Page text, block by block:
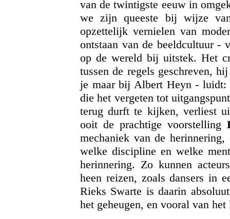
van de twintigste eeuw in
we zijn queeste bij wijze
opzettelijk vernielen van
ontstaan van de beeldcultuur -
op de wereld bij uitstek. Het
tussen de regels geschreven,
je maar bij Albert Heyn - luidt:
die het vergeten tot
terug durft te kijken, verliest
ooit de prachtige voorstelling
mechaniek van de
welke discipline en welke
herinnering. Zo kunnen
heen reizen, zoals dansers in
Rieks Swarte is daarin
het geheugen, en vooral van het